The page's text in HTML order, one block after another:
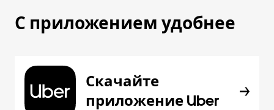
С приложением удобнее
Скачайте
приложение Uber